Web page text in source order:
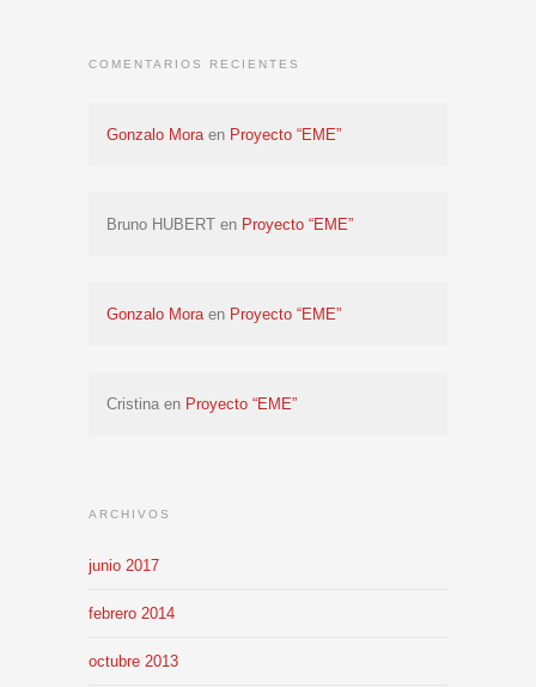
COMENTARIOS RECIENTES
Gonzalo Mora en Proyecto “EME”
Bruno HUBERT en Proyecto “EME”
Gonzalo Mora en Proyecto “EME”
Cristina en Proyecto “EME”
ARCHIVOS
junio 2017
febrero 2014
octubre 2013